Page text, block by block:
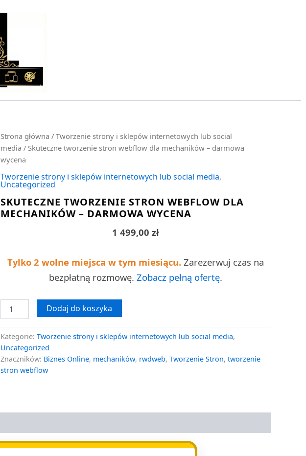
Strona główna / Tworzenie strony i sklepów internetowych lub social
media / Skuteczne tworzenie stron webflow dla mechaników – darmowa
wycena
Tworzenie strony i sklepów internetowych lub social media,
Uncategorized
SKUTECZNE TWORZENIE STRON WEBFLOW DLA
MECHANIKÓW – DARMOWA WYCENA
1 499,00 zł
Tylko 2 wolne miejsca w tym miesiącu. Zarezerwuj czas na
bezpłatną rozmowę. Zobacz pełną ofertę.
ilość
Skuteczne
tworzenie
stron
webflow
dla
-
darmowa
Dodaj do koszyka
Kategorie: Tworzenie strony i sklepów internetowych lub social media,
Uncategorized
Znaczników: Biznes Online, mechaników, rwdweb, Tworzenie Stron, tworzenie
stron webflow